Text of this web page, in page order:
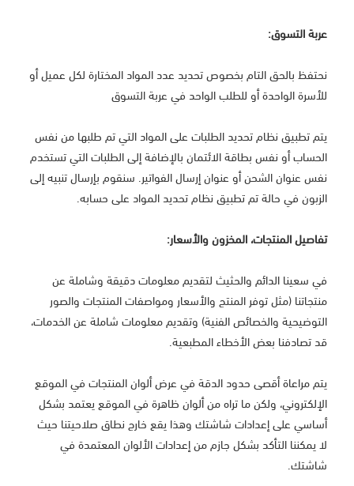
عربة التسوق:
نحتفظ بالحق التام بخصوص تحديد عدد المواد المختارة لكل عميل أو
للأسرة الواحدة أو للطلب الواحد في عربة التسوق
يتم تطبيق نظام تحديد الطلبات على المواد التي تم طلبها من نفس
الحساب أو نفس بطاقة الائتمان بالإضافة إلى الطلبات التي تستخدم
نفس عنوان الشحن أو عنوان إرسال الفواتير. سنقوم بإرسال تنبيه إلى
الزبون في حالة تم تطبيق نظام تحديد المواد على حسابه.
تفاصيل المنتجات، المخزون والأسعار:
في سعينا الدائم والحثيث لتقديم معلومات دقيقة وشاملة عن
منتجاتنا (مثل توفر المنتج والأسعار ومواصفات المنتجات والصور
التوضيحية والخصائص الفنية) وتقديم معلومات شاملة عن الخدمات،
قد تصادفنا بعض الأخطاء المطبعية.
يتم مراعاة أقصى حدود الدقة في عرض ألوان المنتجات في الموقع
الإلكتروني، ولكن ما تراه من ألوان ظاهرة في الموقع يعتمد بشكل
أساسي على إعدادات شاشتك وهذا يقع خارج نطاق صلاحيتنا حيث
لا يمكننا التأكد بشكل جازم من إعدادات الألوان المعتمدة في
شاشتك.